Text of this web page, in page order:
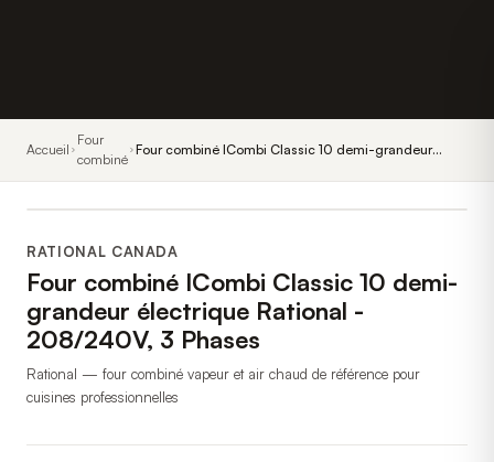
Accueil
Four
combiné
Four combiné ICombi Classic 10 demi-grandeur
RATIONAL CANADA
Four combiné ICombi Classic 10 demi-
grandeur électrique Rational -
208/240V, 3 Phases
Rational — four combiné vapeur et air chaud de référence pour
cuisines professionnelles